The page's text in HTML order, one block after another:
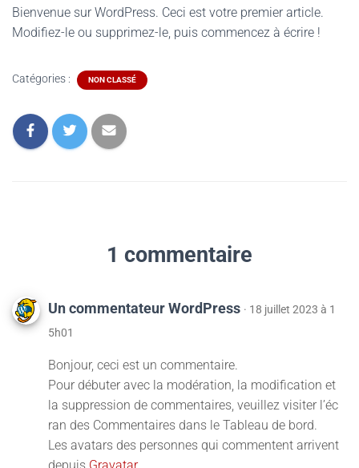
Bienvenue sur WordPress. Ceci est votre premier article.
Modifiez-le ou supprimez-le, puis commencez à écrire !
Catégories : NON CLASSÉ
1 commentaire
Un commentateur WordPress · 18 juillet 2023 à 1
5h01
Bonjour, ceci est un commentaire.
Pour débuter avec la modération, la modification et
la suppression de commentaires, veuillez visiter l’éc
ran des Commentaires dans le Tableau de bord.
Les avatars des personnes qui commentent arrivent